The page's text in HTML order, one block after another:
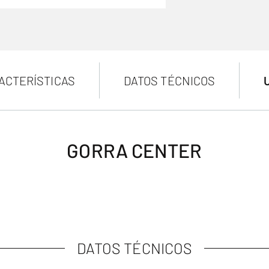
DATOS TÉCNICOS
GORRA CENTER
DATOS TÉCNICOS